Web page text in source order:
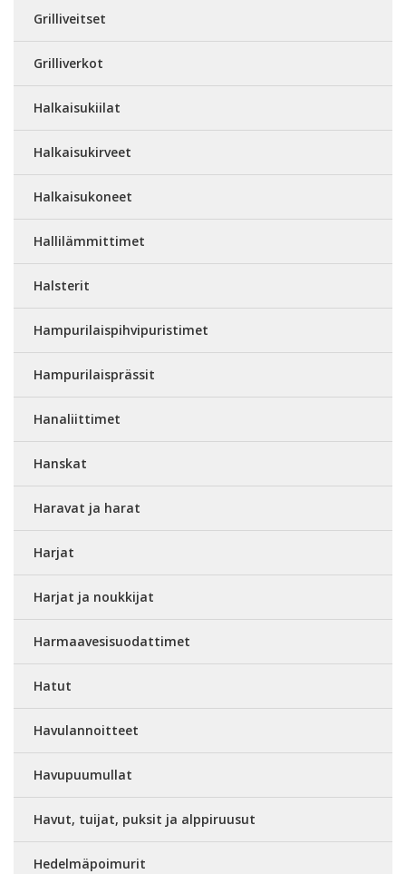
Grilliveitset
Grilliverkot
Halkaisukiilat
Halkaisukirveet
Halkaisukoneet
Hallilämmittimet
Halsterit
Hampurilaispihvipuristimet
Hampurilaisprässit
Hanaliittimet
Hanskat
Haravat ja harat
Harjat
Harjat ja noukkijat
Harmaavesisuodattimet
Hatut
Havulannoitteet
Havupuumullat
Havut, tuijat, puksit ja alppiruusut
Hedelmäpoimurit